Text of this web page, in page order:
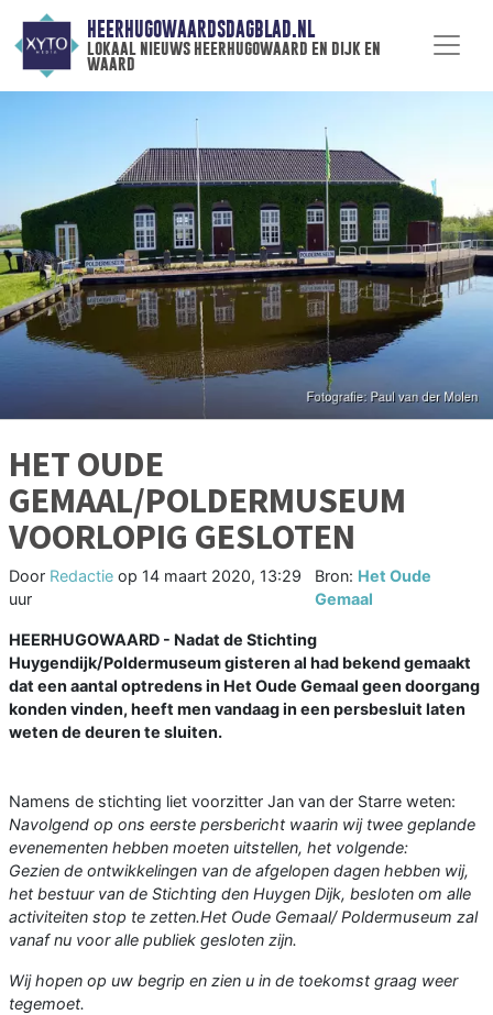
HEERHUGOWAARDSDAGBLAD.NL
lokaal nieuws heerhugowaard en dijk en
waard
HET OUDE
GEMAAL/POLDERMUSEUM
VOORLOPIG GESLOTEN
Door Redactie op 14 maart 2020, 13:29
uur
Bron: Het Oude
Gemaal
HEERHUGOWAARD - Nadat de Stichting
Huygendijk/Poldermuseum gisteren al had bekend gemaakt
dat een aantal optredens in Het Oude Gemaal geen doorgang
konden vinden, heeft men vandaag in een persbesluit laten
weten de deuren te sluiten.
Namens de stichting liet voorzitter Jan van der Starre weten:
Navolgend op ons eerste persbericht waarin wij twee geplande
evenementen hebben moeten uitstellen, het volgende:
Gezien de ontwikkelingen van de afgelopen dagen hebben wij,
het bestuur van de Stichting den Huygen Dijk, besloten om alle
activiteiten stop te zetten.Het Oude Gemaal/ Poldermuseum zal
vanaf nu voor alle publiek gesloten zijn.
Wij hopen op uw begrip en zien u in de toekomst graag weer
tegemoet.